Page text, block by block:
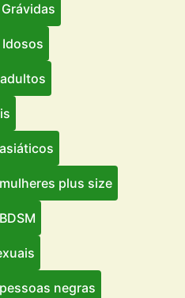
plus size
negras